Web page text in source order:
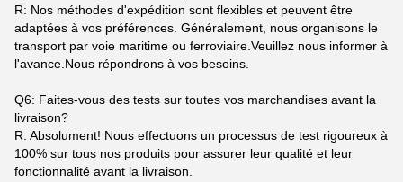
R: Nos méthodes d'expédition sont flexibles et peuvent être
adaptées à vos préférences. Généralement, nous organisons le
transport par voie maritime ou ferroviaire.Veuillez nous informer à
l'avance.Nous répondrons à vos besoins.
Q6: Faites-vous des tests sur toutes vos marchandises avant la
livraison?
R: Absolument! Nous effectuons un processus de test rigoureux à
100% sur tous nos produits pour assurer leur qualité et leur
fonctionnalité avant la livraison.